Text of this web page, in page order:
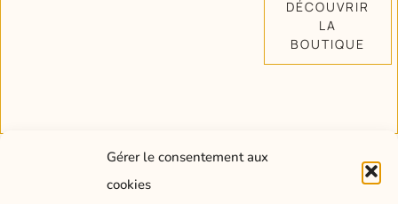
Gérer le consentement aux
cookies
DÉCOUVRIR
LA
BOUTIQUE